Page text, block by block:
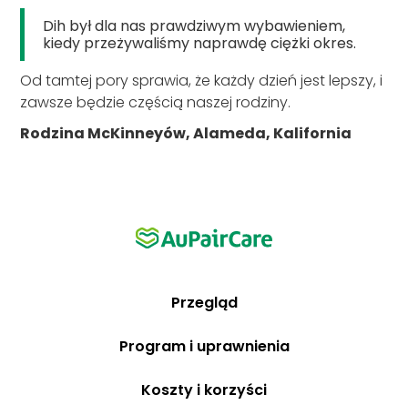
Dih był dla nas prawdziwym wybawieniem,
kiedy przeżywaliśmy naprawdę ciężki okres.
Od tamtej pory sprawia, że każdy dzień jest lepszy, i
zawsze będzie częścią naszej rodziny.
Rodzina McKinneyów, Alameda, Kalifornia
Przegląd
Program i uprawnienia
Koszty i korzyści